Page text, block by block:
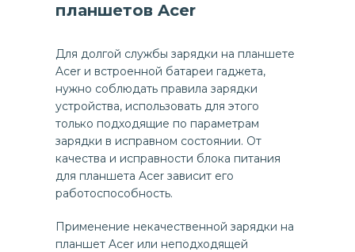
планшетов Acer
Для долгой службы зарядки на планшете
Acer и встроенной батареи гаджета,
нужно соблюдать правила зарядки
устройства, использовать для этого
только подходящие по параметрам
зарядки в исправном состоянии. От
качества и исправности блока питания
для планшета Acer зависит его
работоспособность.
Применение некачественной зарядки на
планшет Acer или неподходящей